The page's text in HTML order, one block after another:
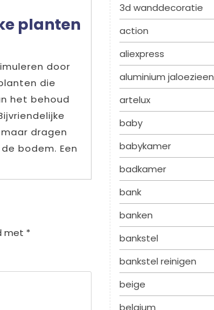
planten
door
die
het behoud
dragen
bodem. Een
met *
3d wanddecoratie
action
aliexpress
aluminium jaloezieen
artelux
baby
babykamer
badkamer
bank
banken
bankstel
bankstel reinigen
beige
belgium